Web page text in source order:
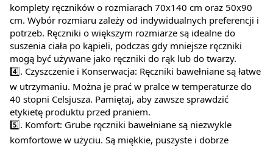
komplety ręczników o rozmiarach 70x140 cm oraz 50x90
cm. Wybór rozmiaru zależy od indywidualnych preferencji i
potrzeb. Ręczniki o większym rozmiarze są idealne do
suszenia ciała po kąpieli, podczas gdy mniejsze ręczniki
mogą być używane jako ręczniki do rąk lub do twarzy.
4️⃣. Czyszczenie i Konserwacja: Ręczniki bawełniane są łatwe
w utrzymaniu. Można je prać w pralce w temperaturze do
40 stopni Celsjusza. Pamiętaj, aby zawsze sprawdzić
etykietę produktu przed praniem.
5️⃣. Komfort: Grube ręczniki bawełniane są niezwykle
komfortowe w użyciu. Są miękkie, puszyste i dobrze